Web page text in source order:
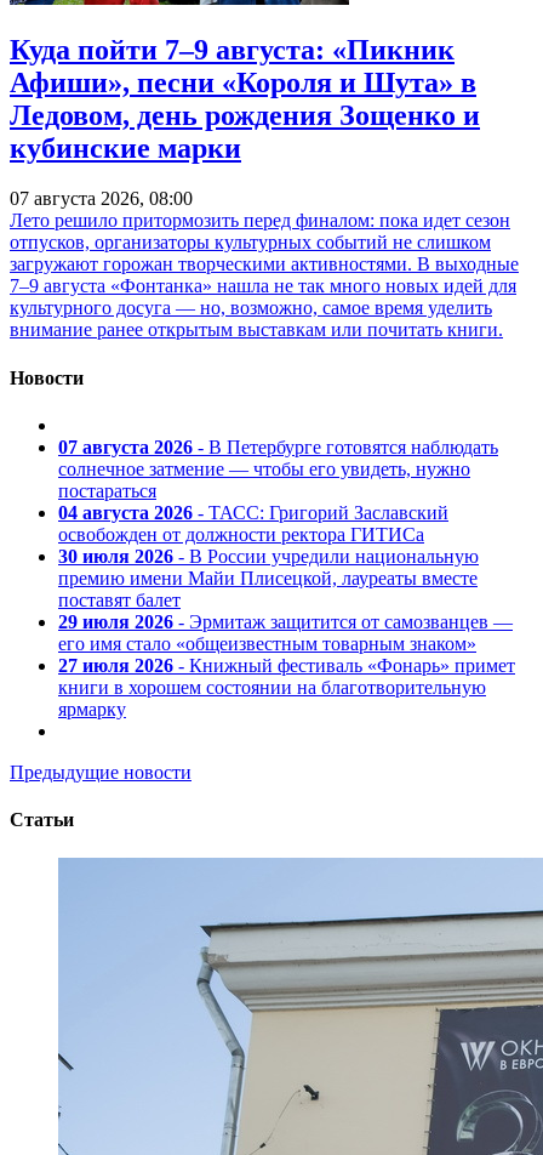
Куда пойти 7–9 августа: «Пикник
Афиши», песни «Короля и Шута» в
Ледовом, день рождения Зощенко и
кубинские марки
07 августа 2026, 08:00
Лето решило притормозить перед финалом: пока идет сезон
отпусков, организаторы культурных событий не слишком
загружают горожан творческими активностями. В выходные
7–9 августа «Фонтанка» нашла не так много новых идей для
культурного досуга — но, возможно, самое время уделить
внимание ранее открытым выставкам или почитать книги.
Новости
07 августа 2026 - В Петербурге готовятся наблюдать
солнечное затмение — чтобы его увидеть, нужно
постараться
04 августа 2026 - ТАСС: Григорий Заславский
освобожден от должности ректора ГИТИСа
30 июля 2026 - В России учредили национальную
премию имени Майи Плисецкой, лауреаты вместе
поставят балет
29 июля 2026 - Эрмитаж защитится от самозванцев —
его имя стало «общеизвестным товарным знаком»
27 июля 2026 - Книжный фестиваль «Фонарь» примет
книги в хорошем состоянии на благотворительную
ярмарку
Предыдущие новости
Статьи